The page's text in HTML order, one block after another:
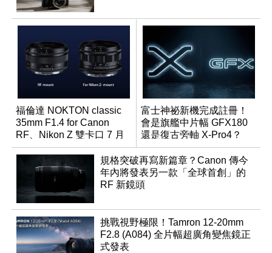
福倫達 NOKTON classic
35mm F1.4 for Canon
RF、Nikon Z 雙卡口 7 月
同步登台
富士神祕新機完成註冊！
會是旗艦中片幅 GFX180
還是復古旁軸 X-Pro4？
規格突破再寫新篇章？Canon 傳今
年內將發表另一款「全球首創」的
RF 新鏡頭
挑戰視野極限！Tamron 12-20mm
F2.8 (A084) 全片幅超廣角變焦鏡正
式發表